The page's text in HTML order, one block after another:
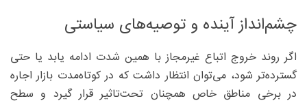
چشم‌انداز آینده و توصیه‌های سیاستی
اگر روند خروج اتباع غیرمجاز با همین شدت ادامه یابد یا حتی
گسترده‌تر شود، می‌توان انتظار داشت که در کوتاه‌مدت بازار اجاره
در برخی مناطق خاص همچنان تحت‌تاثیر قرار گیرد و سطح